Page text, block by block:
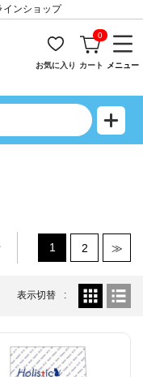
インショップ
お気に入り
0
カート メニュー
1 2 ≫
表示切替